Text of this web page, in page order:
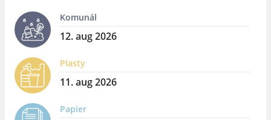
Komunál
12. aug 2026
Plasty
11. aug 2026
Papier